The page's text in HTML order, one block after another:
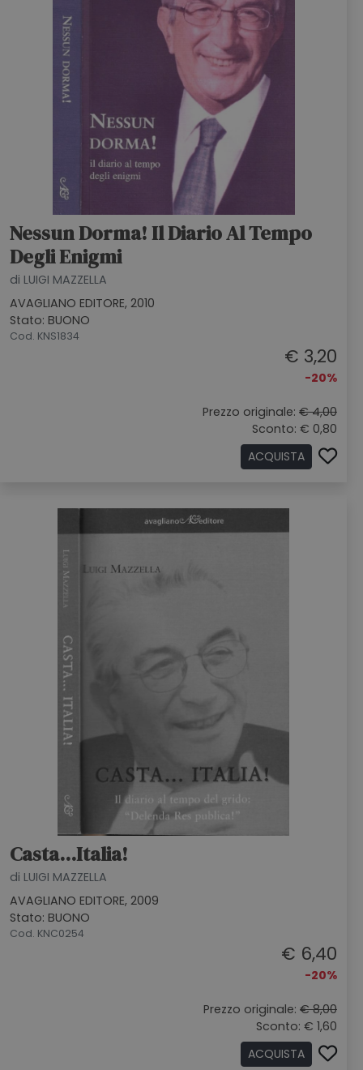
Nessun Dorma! Il Diario Al Tempo
Degli Enigmi
di LUIGI MAZZELLA
AVAGLIANO EDITORE, 2010
Stato: BUONO
Cod. KNS1834
€ 3,20
-20%
Prezzo originale: € 4,00
Sconto: € 0,80
ACQUISTA
Casta...Italia!
di LUIGI MAZZELLA
AVAGLIANO EDITORE, 2009
Stato: BUONO
Cod. KNC0254
€ 6,40
-20%
Prezzo originale: € 8,00
Sconto: € 1,60
ACQUISTA